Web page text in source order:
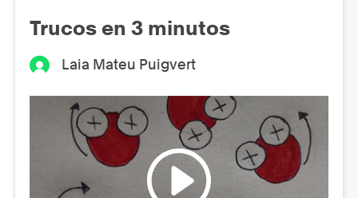
Trucos en 3 minutos
Laia Mateu Puigvert